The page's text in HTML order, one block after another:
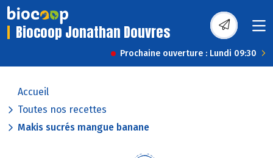
Biocoop Jonathan Douvres
Prochaine ouverture : Lundi 09:30
Accueil
Toutes nos recettes
Makis sucrés mangue banane